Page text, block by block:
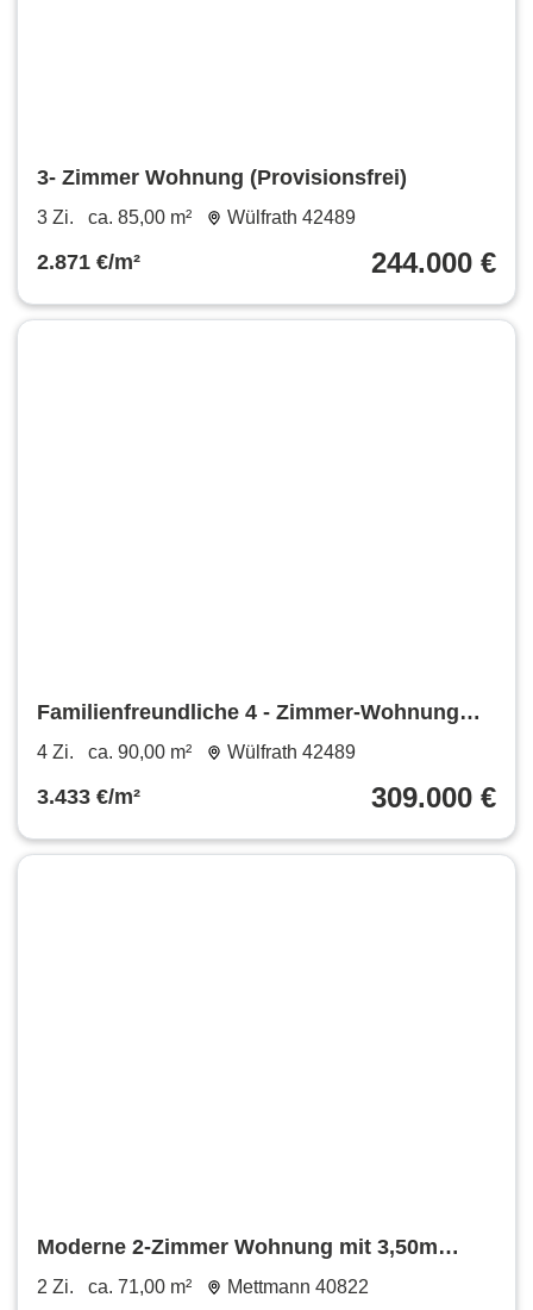
3- Zimmer Wohnung (Provisionsfrei)
3 Zi. ca. 85,00 m² Wülfrath 42489
2.871 €/m² 244.000 €
Familienfreundliche 4 - Zimmer-Wohnung
mit Panoramablick
4 Zi. ca. 90,00 m² Wülfrath 42489
3.433 €/m² 309.000 €
Moderne 2-Zimmer Wohnung mit 3,50m
hohen Decken & Weitblick
2 Zi. ca. 71,00 m² Mettmann 40822